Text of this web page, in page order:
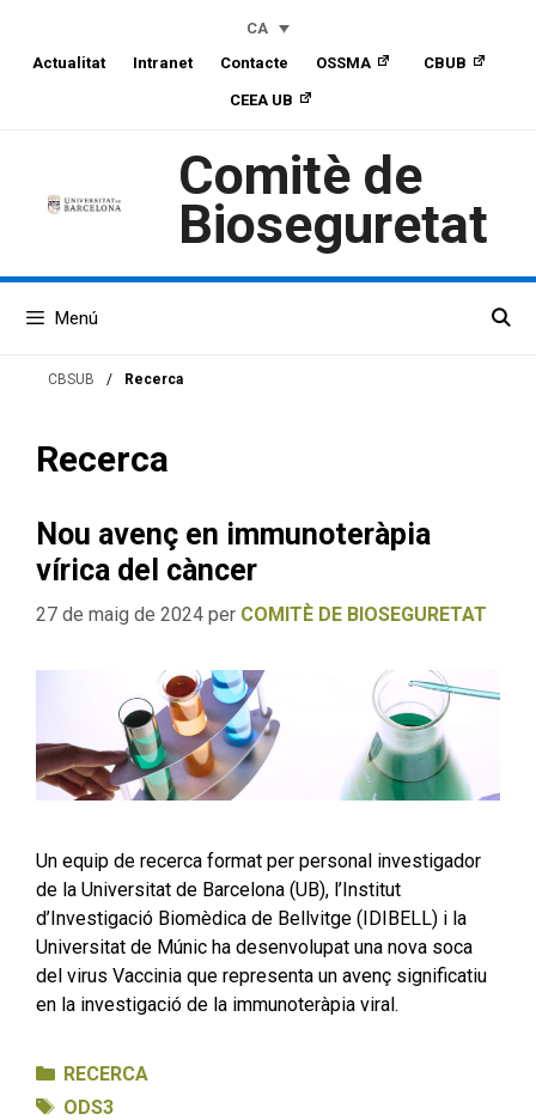
Content
navigation
contingut
CA
Actualitat
Intranet Contacte OSSMA CBUB
CEEA UB
Comitè de
Bioseguretat
Menú
CBSUB / Recerca
Recerca
Nou avenç en immunoteràpia
vírica del càncer
27 de maig de 2024 per COMITÈ DE BIOSEGURETAT
Un equip de recerca format per personal investigador
de la Universitat de Barcelona (UB), l’Institut
d’Investigació Biomèdica de Bellvitge (IDIBELL) i la
Universitat de Múnic ha desenvolupat una nova soca
del virus Vaccinia que representa un avenç significatiu
en la investigació de la immunoteràpia viral.
Categories
RECERCA
Etiquetes
ODS3